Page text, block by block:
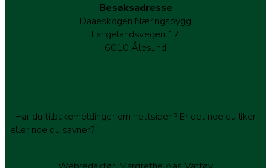
Besøksadresse
Daaeskogen Næringsbygg
Langelandsvegen 17
6010 Ålesund
Har du tilbakemeldinger om nettsiden? Er det noe du liker
eller noe du savner?
.